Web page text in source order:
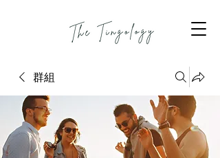
群組